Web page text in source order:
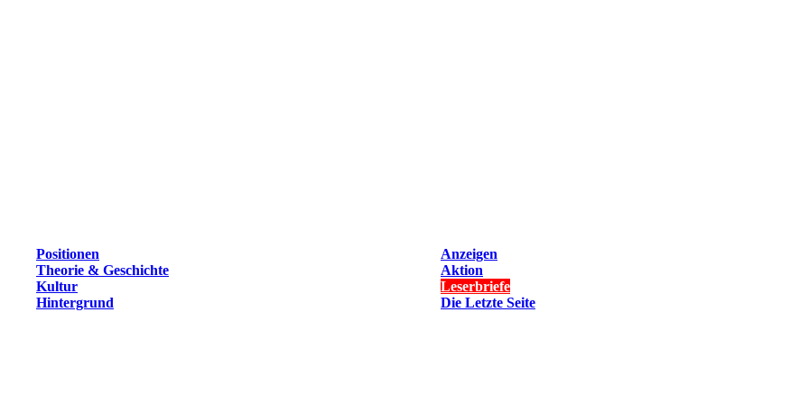
Positionen
Anzeigen
Theorie & Geschichte
Aktion
Kultur
Leserbriefe
Hintergrund Die Letzte Seite